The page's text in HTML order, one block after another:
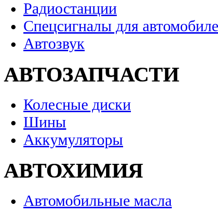
Радиостанции
Спецсигналы для
Автозвук
АВТОЗАПЧАСТИ
Колесные диски
Шины
Аккумуляторы
АВТОХИМИЯ
Автомобильные масла